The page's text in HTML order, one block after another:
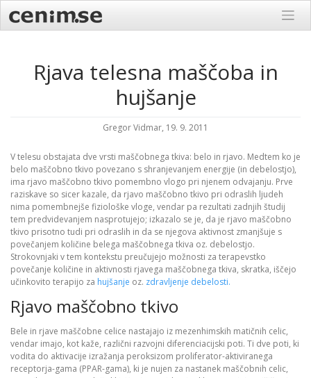
content
Rjava telesna maščoba in
hujšanje
Gregor Vidmar, 19. 9. 2011
V telesu obstajata dve vrsti maščobnega tkiva: belo in rjavo. Medtem ko je
belo maščobno tkivo povezano s shranjevanjem energije (in debelostjo),
ima rjavo maščobno tkivo pomembno vlogo pri njenem odvajanju. Prve
raziskave so sicer kazale, da rjavo maščobno tkivo pri odraslih ljudeh
nima pomembnejše fiziološke vloge, vendar pa rezultati zadnjih študij
tem predvidevanjem nasprotujejo; izkazalo se je, da je rjavo maščobno
tkivo prisotno tudi pri odraslih in da se njegova aktivnost zmanjšuje s
povečanjem količine belega maščobnega tkiva oz. debelostjo.
Strokovnjaki v tem kontekstu preučujejo možnosti za terapevstko
povečanje količine in aktivnosti rjavega maščobnega tkiva, skratka, iščejo
učinkovito terapijo za hujšanje oz. zdravljenje debelosti.
Rjavo maščobno tkivo
Bele in rjave maščobne celice nastajajo iz mezenhimskih matičnih celic,
vendar imajo, kot kaže, različni razvojni diferenciacijski poti. Ti dve poti, ki
vodita do aktivacije izražanja peroksizom proliferator-aktiviranega
receptorja-gama (PPAR-gama), ki je nujen za nastanek maščobnih celic,